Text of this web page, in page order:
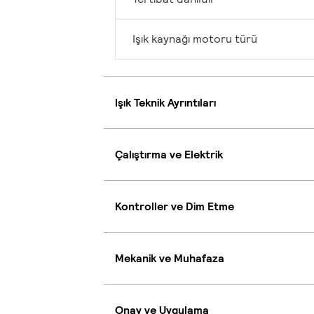
Işık kaynağı motoru türü
Işık Teknik Ayrıntıları
Çalıştırma ve Elektrik
Kontroller ve Dim Etme
Mekanik ve Muhafaza
Onay ve Uygulama